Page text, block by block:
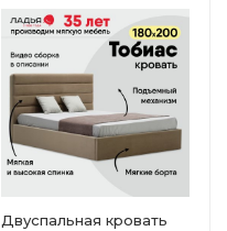
Двуспальная кровать